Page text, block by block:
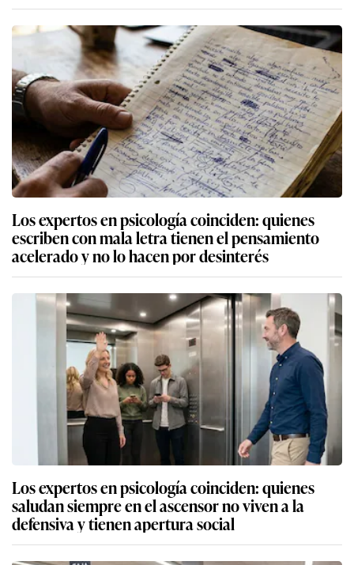
Los expertos en psicología coinciden: quienes
escriben con mala letra tienen el pensamiento
acelerado y no lo hacen por desinterés
Los expertos en psicología coinciden: quienes
saludan siempre en el ascensor no viven a la
defensiva y tienen apertura social